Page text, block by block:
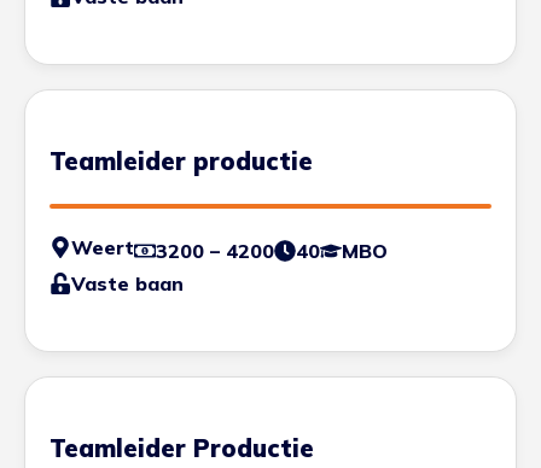
Teamleider productie
Weert 3200 – 4200 40
MBO
Vaste baan
Teamleider Productie